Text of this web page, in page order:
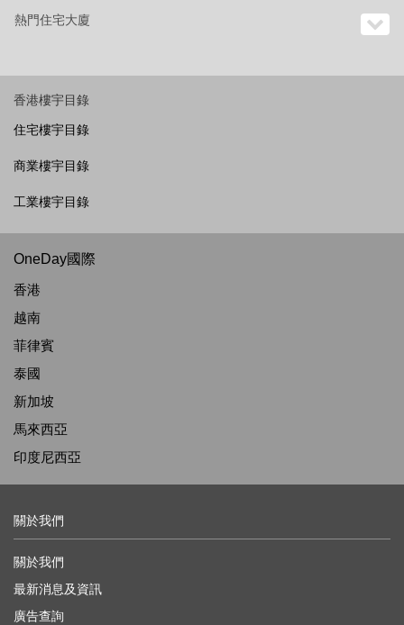
熱門住宅大廈
香港樓宇目錄
住宅樓宇目錄
商業樓宇目錄
工業樓宇目錄
OneDay國際
香港
越南
菲律賓
泰國
新加坡
馬來西亞
印度尼西亞
關於我們
關於我們
最新消息及資訊
廣告查詢